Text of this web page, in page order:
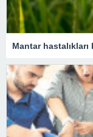
Mantar